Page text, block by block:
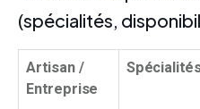
(spécialités,
Artisan /
Entreprise